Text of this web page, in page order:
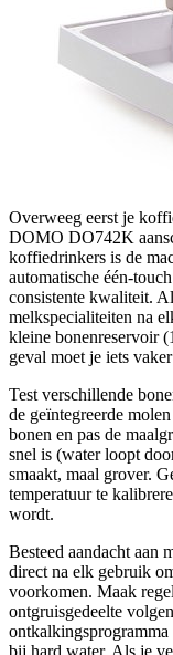
Overweeg eerst je
DOMO DO742K
koffiedrinkers is de
automatische één-
consistente kwaliteit.
melkspecialiteiten na
kleine bonenreservoir
geval moet je iets
Test verschillende
de geïntegreerde
bonen en pas de
snel is (water loopt
smaakt, maal grover.
temperatuur te
wordt.
Besteed aandacht aan
direct na elk gebruik
voorkomen. Maak
ontgruisgedeelte
ontkalkingsprogramma
bij hard water. Als je